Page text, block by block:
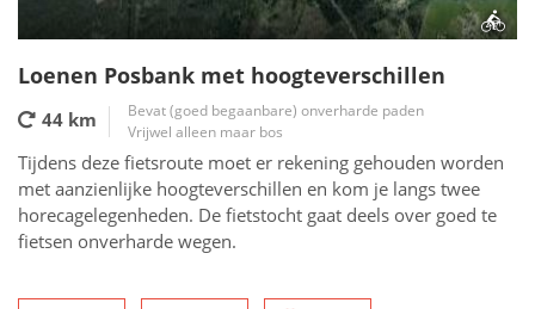
Loenen Posbank met hoogteverschillen
44 km
Bevat (goed begaanbare) onverharde paden
Vrijwel alleen maar bos
Tijdens deze fietsroute moet er rekening gehouden worden
met aanzienlijke hoogteverschillen en kom je langs twee
horecagelegenheden. De fietstocht gaat deels over goed te
fietsen onverharde wegen.